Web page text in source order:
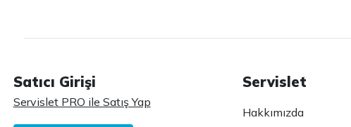
Satıcı Girişi
Servislet PRO ile Satış Yap
Servislet
Hakkımızda